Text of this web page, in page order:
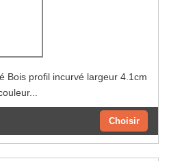
Bois profil incurvé largeur 4.1cm
Choisir